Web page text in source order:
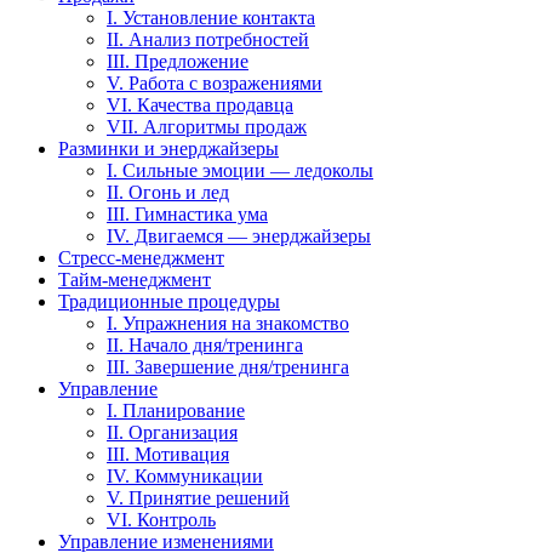
I. Установление контакта
II. Анализ потребностей
III. Предложение
V. Работа с возражениями
VI. Качества продавца
VII. Алгоритмы продаж
Разминки и энерджайзеры
I. Сильные эмоции — ледоколы
II. Огонь и лед
III. Гимнастика ума
IV. Двигаемся — энерджайзеры
Стресс-менеджмент
Тайм-менеджмент
Традиционные процедуры
I. Упражнения на знакомство
II. Начало дня/тренинга
III. Завершение дня/тренинга
Управление
I. Планирование
II. Организация
III. Мотивация
IV. Коммуникации
V. Принятие решений
VI. Контроль
Управление изменениями